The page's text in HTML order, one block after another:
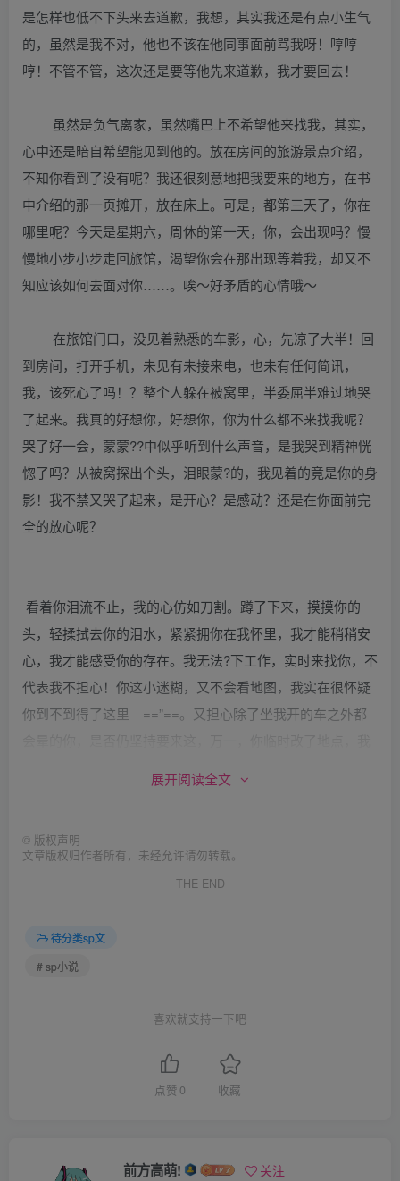
是怎样也低不下头来去道歉，我想，其实我还是有点小生气
的，虽然是我不对，他也不该在他同事面前骂我呀！哼哼
哼！不管不管，这次还是要等他先来道歉，我才要回去！
虽然是负气离家，虽然嘴巴上不希望他来找我，其实，
心中还是暗自希望能见到他的。放在房间的旅游景点介绍，
不知你看到了没有呢？我还很刻意地把我要来的地方，在书
中介绍的那一页摊开，放在床上。可是，都第三天了，你在
哪里呢？今天是星期六，周休的第一天，你，会出现吗？慢
慢地小步小步走回旅馆，渴望你会在那出现等着我，却又不
知应该如何去面对你……。唉～好矛盾的心情哦～
在旅馆门口，没见着熟悉的车影，心，先凉了大半！回
到房间，打开手机，未见有未接来电，也未有任何简讯，
我，该死心了吗！？整个人躲在被窝里，半委屈半难过地哭
了起来。我真的好想你，好想你，你为什么都不来找我呢？
哭了好一会，蒙蒙??中似乎听到什么声音，是我哭到精神恍
惚了吗？从被窝探出个头，泪眼蒙?的，我见着的竟是你的身
影！我不禁又哭了起来，是开心？是感动？还是在你面前完
全的放心呢？
看着你泪流不止，我的心仿如刀割。蹲了下来，摸摸你的
头，轻揉拭去你的泪水，紧紧拥你在我怀里，我才能稍稍安
心，我才能感受你的存在。我无法?下工作，实时来找你，不
代表我不担心！你这小迷糊，又不会看地图，我实在很怀疑
你到不到得了这里 ==”==。又担心除了坐我开的车之外都
天，将所有工作都赶完，只为了今天一早可以来找你，可以
听到你关怀的问候，我的泪水又不争气地冒了出来。不知道
是谁说过，女人，是水做的。而女人的眼泪是珍珠，我想，
「因为，没有你，在我身旁」
展开阅读全文
© 版权声明
文章版权归作者所有，未经允许请勿转载。
THE END
待分类sp文
# sp小说
喜欢就支持一下吧
点赞 0 收藏
前方高萌! 关注